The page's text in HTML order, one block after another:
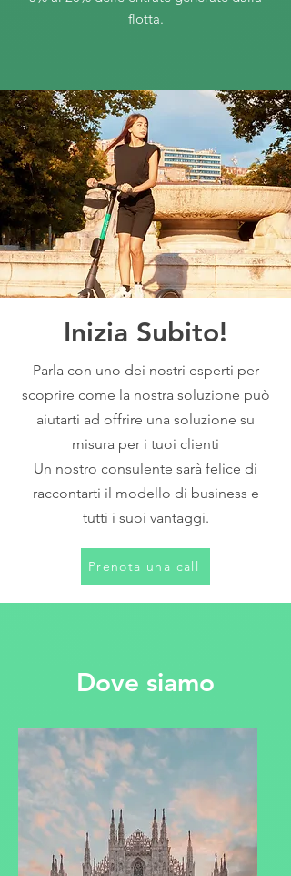
flotta.
Inizia Subito!
Parla con uno dei nostri esperti per
scoprire come la nostra soluzione può
aiutarti ad offrire una soluzione su
misura per i tuoi clienti
Un nostro consulente sarà felice di
raccontarti il modello di business e
tutti i suoi vantaggi.
Prenota una call
Dove siamo